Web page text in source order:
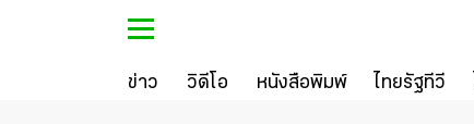
ข่าว วิดีโอ หนังสือพิมพ์ ไทยรัฐทีวี